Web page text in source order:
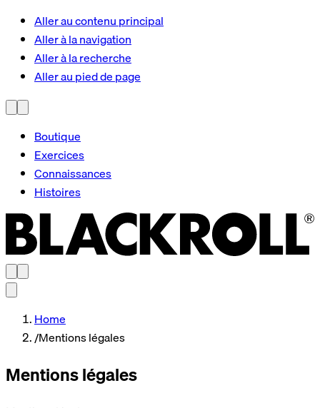
Aller au contenu principal
Aller à la navigation
Aller à la recherche
Aller au pied de page
Boutique
Exercices
Connaissances
Histoires
Home
/Mentions légales
Mentions légales